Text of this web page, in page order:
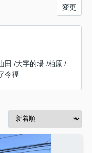
変更
田 /大字的場 /柏原 /
今福